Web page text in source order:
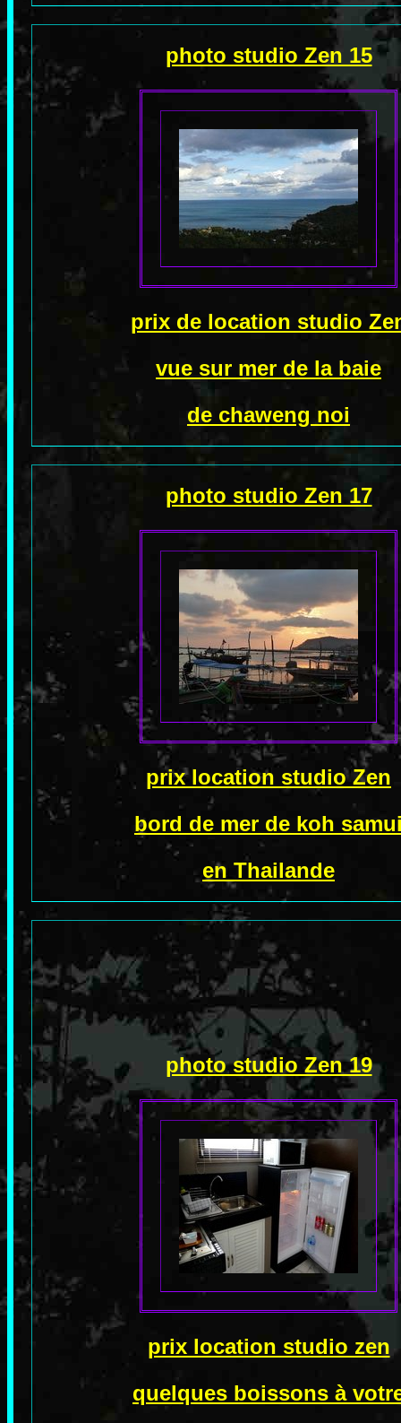
photo studio Zen 15
prix de location studio
vue sur mer de la baie
de chaweng noi
photo studio Zen 17
prix location studio Zen
bord de mer de koh
en Thailande
photo studio Zen 19
prix location studio zen
quelques boissons à